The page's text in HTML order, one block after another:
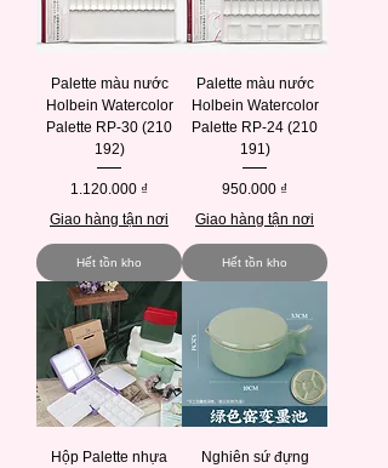
Palette màu nước
Holbein Watercolor
Palette RP-30 (210
192)
Giá
1.120.000 ₫
Giao hàng tận nơi
Hết tồn kho
Palette màu nước
Holbein Watercolor
Palette RP-24 (210
191)
Giá
950.000 ₫
Giao hàng tận nơi
Hết tồn kho
Hộp Palette nhựa
Nghiên sứ đựng